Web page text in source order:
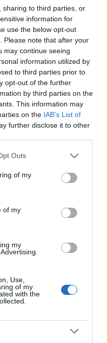
sharing to third parties, or
information for
use the below opt-out
Please note that after your
may continue seeing
information utilized by
to third parties prior to
opt-out of the further
by third parties on the
This information may
on the IAB’s List of
further disclose it to other
uses one or more Google
You may click to
its third-party tags to
purposes in below Google
Outs
of my
of my
my
Use,
of my
with the
źródło w
się w Twoich wynikach
Udostępnij
K